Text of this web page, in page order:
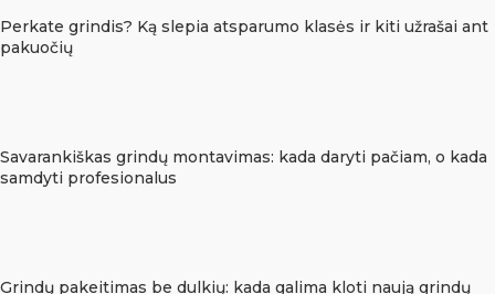
Perkate grindis? Ką slepia atsparumo klasės ir kiti užrašai ant
pakuočių
Savarankiškas grindų montavimas: kada daryti pačiam, o kada
samdyti profesionalus
Grindų pakeitimas be dulkių: kada galima kloti naują grindų